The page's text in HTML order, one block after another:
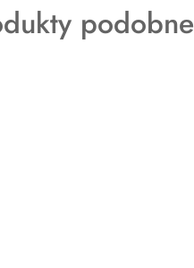
podobne